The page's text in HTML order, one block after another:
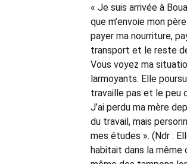
« Je suis arrivée à
que m’envoie mon
payer ma nourriture,
transport et le reste
Vous voyez ma
larmoyants. Elle
travaille pas et le peu
J’ai perdu ma mère
du travail, mais
mes études ». (Ndr :
habitait dans la même